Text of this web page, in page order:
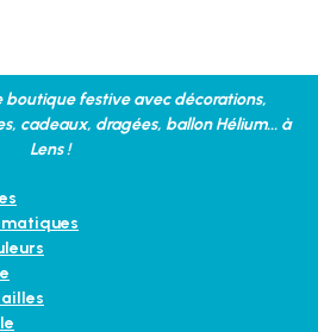
boutique festive avec décorations,
cadeaux, dragées, ballon Hélium... à
Lens !